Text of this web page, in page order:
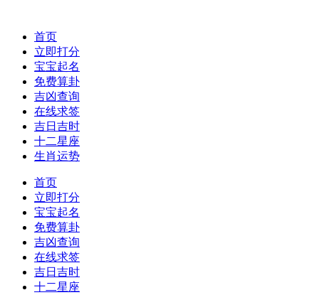
首页
立即打分
宝宝起名
免费算卦
吉凶查询
在线求签
吉日吉时
十二星座
生肖运势
首页
立即打分
宝宝起名
免费算卦
吉凶查询
在线求签
吉日吉时
十二星座